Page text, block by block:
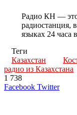
Радио КН —
радиостанция,
языках 24 часа
Теги
Казахстан
радио из Казахстана
1 738
Facebook TwitterReddit
Skype
Viber
Line